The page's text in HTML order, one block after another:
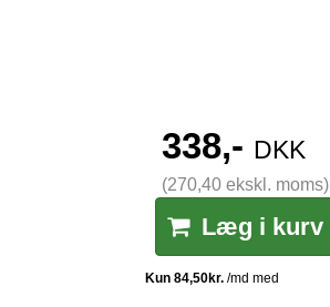
338,- DKK
(270,40 ekskl. moms)
Læg i kurv